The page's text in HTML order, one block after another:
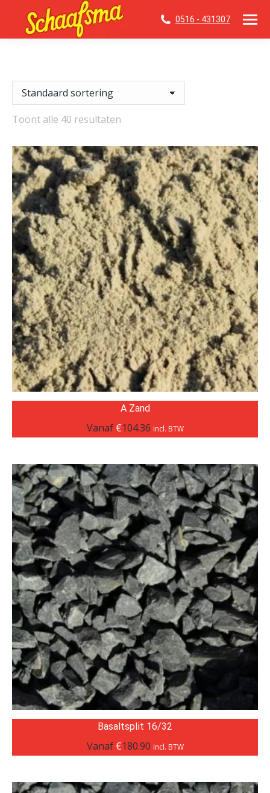
0516 - 431307
Toont alle 40 resultaten
A Zand
Vanaf €104.36 incl. BTW
Basaltsplit 16/32
Vanaf €180.90 incl. BTW